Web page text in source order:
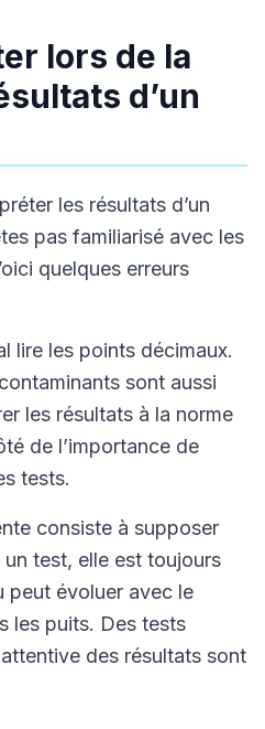
lors de la
d’un
les résultats d’un
pas familiarisé avec les
quelques erreurs
lire les points décimaux.
sont aussi
les résultats à la norme
de l’importance de
tests.
consiste à supposer
test, elle est toujours
peut évoluer avec le
les puits. Des tests
des résultats sont